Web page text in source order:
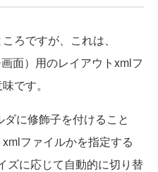
ろですが、これは、
面）用のレイアウトxmlフ
です。
に修飾子を付けること
ファイルかを指定する
ズに応じて自動的に切り替